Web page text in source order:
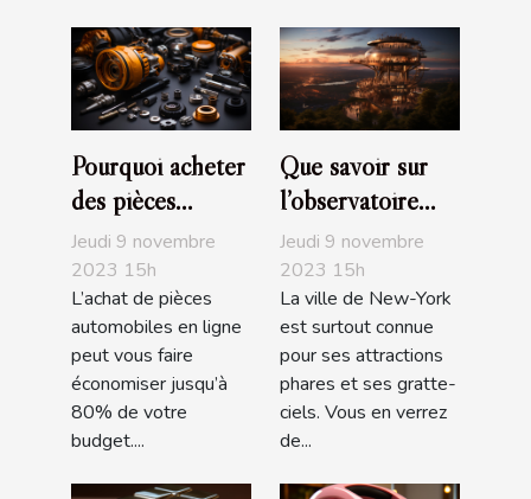
Pourquoi acheter
des pièces
automobiles en
ligne ?
Jeudi 9 novembre
2023 15h
L’achat de pièces
automobiles en ligne
peut vous faire
économiser jusqu’à
80% de votre
budget....
Que savoir sur
l’observatoire
The Edge de
NYC ?
Jeudi 9 novembre
2023 15h
La ville de New-York
est surtout connue
pour ses attractions
phares et ses gratte-
ciels. Vous en verrez
de...